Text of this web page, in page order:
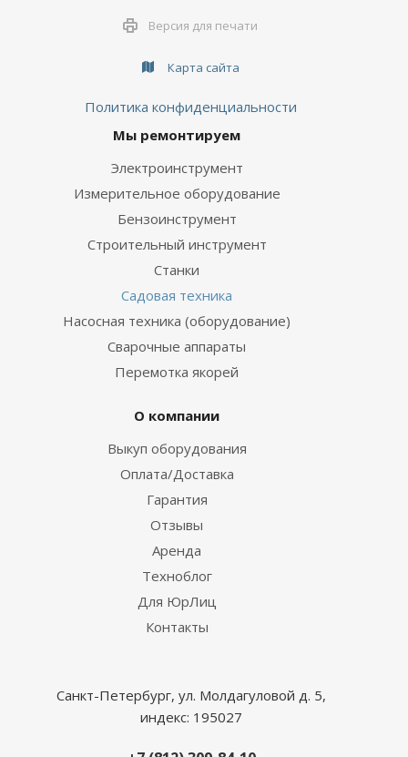
Версия для печати
Карта сайта
Политика конфиденциальности
Мы ремонтируем
Электроинструмент
Измерительное оборудование
Бензоинструмент
Строительный инструмент
Станки
Садовая техника
Насосная техника (оборудование)
Сварочные аппараты
Перемотка якорей
О компании
Выкуп оборудования
Оплата/Доставка
Гарантия
Отзывы
Аренда
Техноблог
Для ЮрЛиц
Контакты
Санкт-Петербург, ул. Молдагуловой д. 5,
индекс: 195027